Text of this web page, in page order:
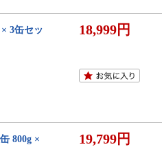
3缶セッ
18,999円
800g ×
19,799円